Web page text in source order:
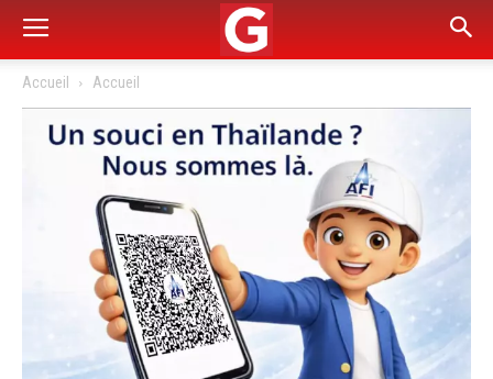
Accueil Accueil